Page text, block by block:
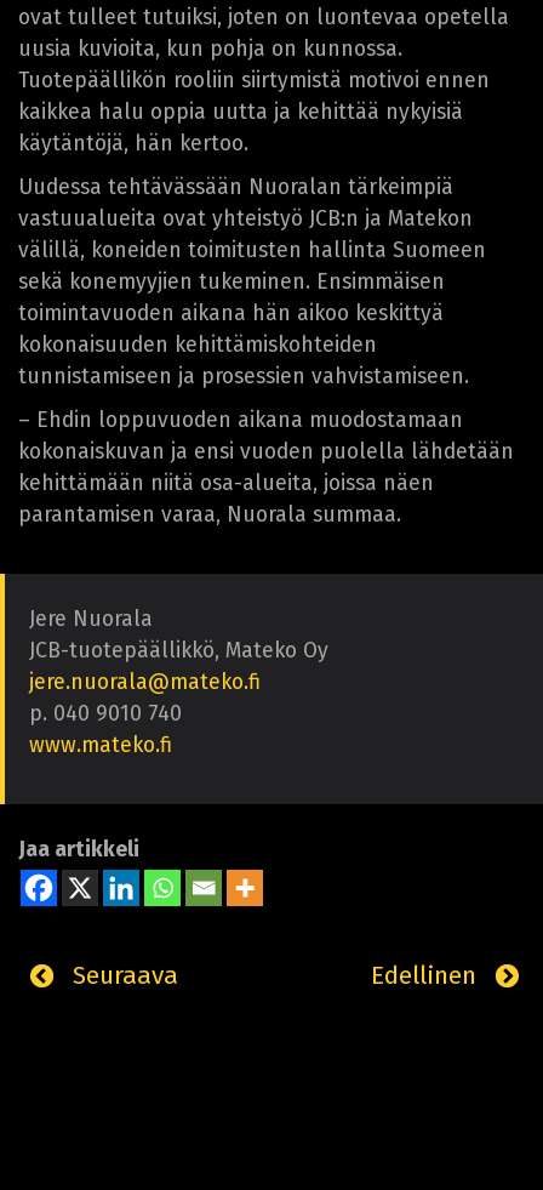
ovat tulleet tutuiksi, joten on luontevaa opetella
uusia kuvioita, kun pohja on kunnossa.
Tuotepäällikön rooliin siirtymistä motivoi ennen
kaikkea halu oppia uutta ja kehittää nykyisiä
käytäntöjä, hän kertoo.
Uudessa tehtävässään Nuoralan tärkeimpiä
vastuualueita ovat yhteistyö JCB:n ja Matekon
välillä, koneiden toimitusten hallinta Suomeen
sekä konemyyjien tukeminen. Ensimmäisen
toimintavuoden aikana hän aikoo keskittyä
kokonaisuuden kehittämiskohteiden
tunnistamiseen ja prosessien vahvistamiseen.
– Ehdin loppuvuoden aikana muodostamaan
kokonaiskuvan ja ensi vuoden puolella lähdetään
kehittämään niitä osa-alueita, joissa näen
parantamisen varaa, Nuorala summaa.
Jere Nuorala
JCB-tuotepäällikkö, Mateko Oy
jere.nuorala@mateko.fi
p. 040 9010 740
www.mateko.fi
Jaa artikkeli
Edellinen
Seuraava